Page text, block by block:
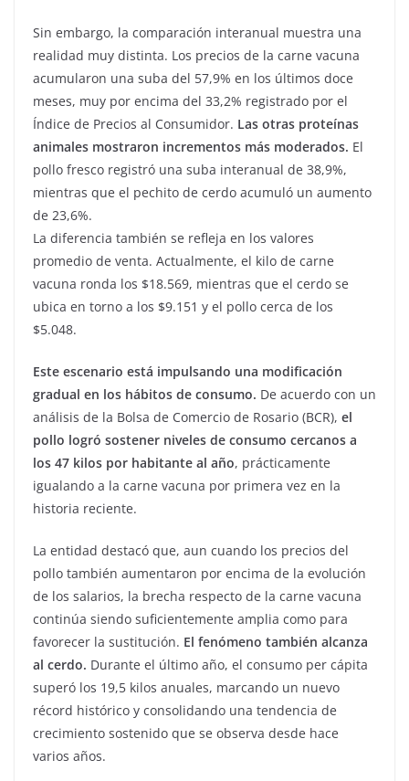
Sin embargo, la comparación interanual muestra una
realidad muy distinta. Los precios de la carne vacuna
acumularon una suba del 57,9% en los últimos doce
meses, muy por encima del 33,2% registrado por el
Índice de Precios al Consumidor. Las otras proteínas
animales mostraron incrementos más moderados. El
pollo fresco registró una suba interanual de 38,9%,
mientras que el pechito de cerdo acumuló un aumento
de 23,6%.
La diferencia también se refleja en los valores
promedio de venta. Actualmente, el kilo de carne
vacuna ronda los $18.569, mientras que el cerdo se
ubica en torno a los $9.151 y el pollo cerca de los
$5.048.
Este escenario está impulsando una modificación
gradual en los hábitos de consumo. De acuerdo con un
análisis de la Bolsa de Comercio de Rosario (BCR), el
pollo logró sostener niveles de consumo cercanos a
los 47 kilos por habitante al año, prácticamente
igualando a la carne vacuna por primera vez en la
historia reciente.
La entidad destacó que, aun cuando los precios del
pollo también aumentaron por encima de la evolución
de los salarios, la brecha respecto de la carne vacuna
continúa siendo suficientemente amplia como para
favorecer la sustitución. El fenómeno también alcanza
al cerdo. Durante el último año, el consumo per cápita
superó los 19,5 kilos anuales, marcando un nuevo
récord histórico y consolidando una tendencia de
crecimiento sostenido que se observa desde hace
varios años.